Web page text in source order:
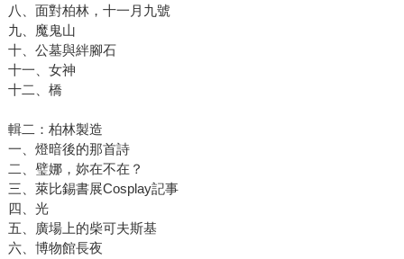
八、面對柏林，十一月九號
九、魔鬼山
十、公墓與絆腳石
十一、女神
十二、橋
輯二：柏林製造
一、燈暗後的那首詩
二、璧娜，妳在不在？
三、萊比錫書展Cosplay記事
四、光
五、廣場上的柴可夫斯基
六、博物館長夜